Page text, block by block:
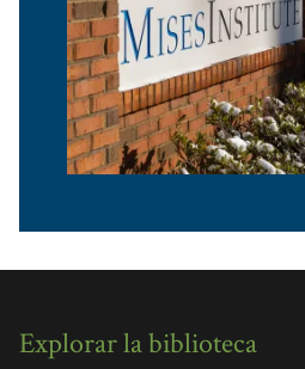
Explorar la biblioteca